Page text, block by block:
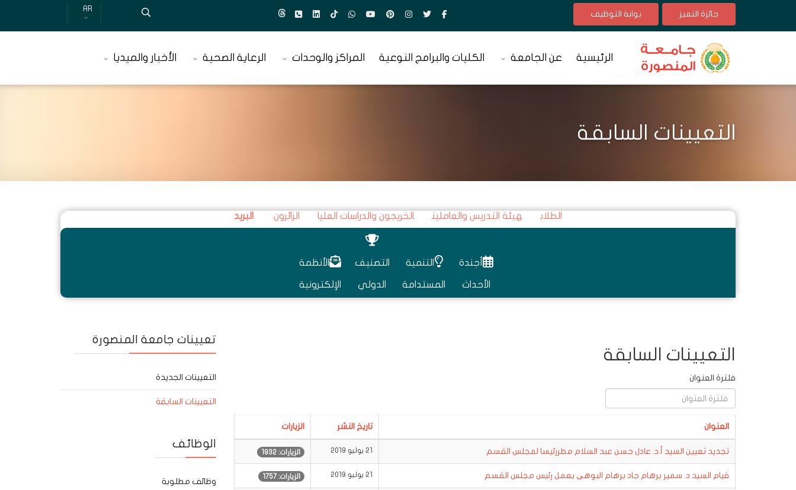
جائزة التميز بوابة التوظيف
AR
الرئيسية عن الجامعة الكليات والبرامج النوعية المراكز والوحدات الرعاية الصحية الأخبار والميديا
التعيينات السابقة
الطلاب هيئة التدريس والعاملين الخريجون والدراسات العليا الزائرون البريد
أجندة
الأحداث
التنمية
المستدامة
التصنيف
الدولي
الأنظمة
الإلكترونية
التعيينات السابقة
فلترة العنوان
العنوان تاريخ النشر الزيارات
تجديد تعيين السيد أ.د. عادل حسن عبد السلام مطررئيسا لمجلس القسم 21 يوليو 2019 الزيارات: 1932
قيام السيد د. سمير برهام جاد برهام البوهی بعمل رئيس مجلس القسم 21 يوليو 2019 الزيارات: 1757
تعيينات جامعة المنصورة
التعيينات الجديدة
التعيينات السابقة
الوظائف
وظائف مطلوبة